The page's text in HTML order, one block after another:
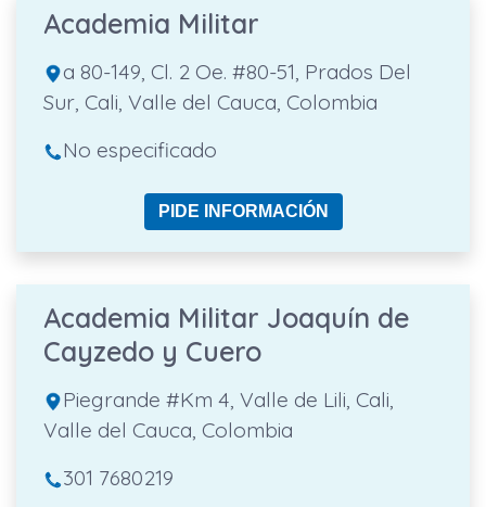
Academia Militar
a 80-149, Cl. 2 Oe. #80-51, Prados Del
Sur, Cali, Valle del Cauca, Colombia
No especificado
PIDE INFORMACIÓN
Academia Militar Joaquín de
Cayzedo y Cuero
Piegrande #Km 4, Valle de Lili, Cali,
Valle del Cauca, Colombia
301 7680219